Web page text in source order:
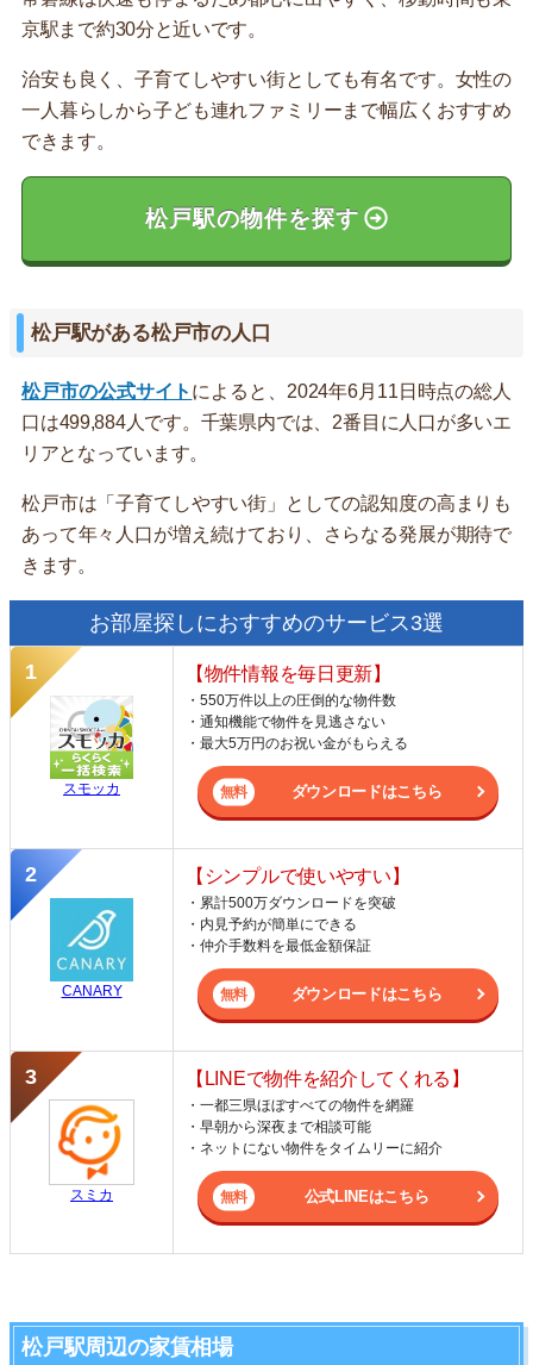
京駅まで約30分と近いです。
治安も良く、子育てしやすい街としても有名です。女性の
一人暮らしから子ども連れファミリーまで幅広くおすすめ
できます。
松戸駅の物件を探す
松戸駅がある松戸市の人口
松戸市の公式サイト によると、2024年6月11日時点の総人
口は499,884人です。千葉県内では、2番目に人口が多いエ
リアとなっています。
松戸市は「子育てしやすい街」としての認知度の高まりも
あって年々人口が増え続けており、さらなる発展が期待で
きます。
お部屋探しにおすすめのサービス3選
スモッカ
【物件情報を毎日更新】
・550万件以上の圧倒的な物件数
・通知機能で物件を見逃さない
・最大5万円のお祝い金がもらえる
ダウンロードはこちら
CANARY
【シンプルで使いやすい】
・累計500万ダウンロードを突破
・内見予約が簡単にできる
・仲介手数料を最低金額保証
ダウンロードはこちら
スミカ
【LINEで物件を紹介してくれる】
・一都三県ほぼすべての物件を網羅
・早朝から深夜まで相談可能
・ネットにない物件をタイムリーに紹介
公式LINEはこちら
松戸駅周辺の家賃相場